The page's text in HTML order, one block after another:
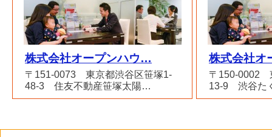
株式会社オープンハウ…
〒151-0073 東京都渋谷区笹塚1-
48-3 住友不動産笹塚太陽…
株式会社
〒150-0002
13-9 渋谷た